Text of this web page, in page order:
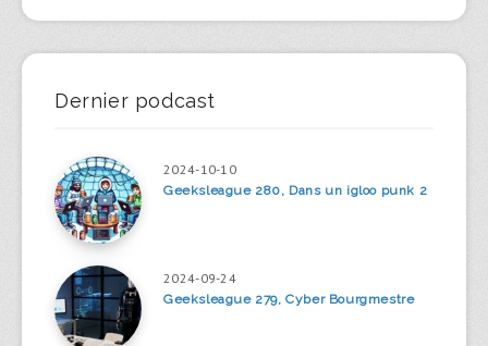
Dernier podcast
2024-10-10
Geeksleague 280, Dans un igloo punk 2
2024-09-24
Geeksleague 279, Cyber Bourgmestre